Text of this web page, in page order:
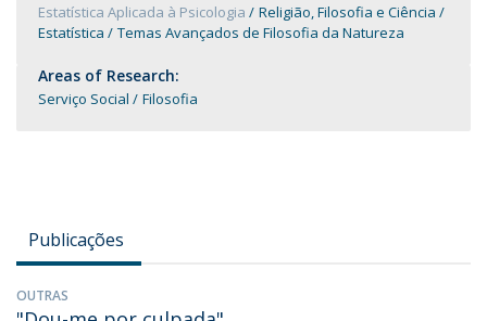
Estatística Aplicada à Psicologia
Religião, Filosofia e Ciência
Estatística
Temas Avançados de Filosofia da Natureza
Areas of Research:
Serviço Social Filosofia
Publicações
OUTRAS